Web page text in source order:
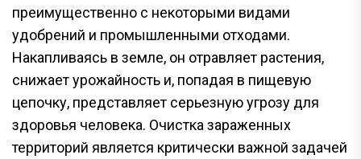
преимущественно с некоторыми видами
удобрений и промышленными отходами.
Накапливаясь в земле, он отравляет растения,
снижает урожайность и, попадая в пищевую
цепочку, представляет серьезную угрозу для
здоровья человека. Очистка зараженных
территорий является критически важной задачей